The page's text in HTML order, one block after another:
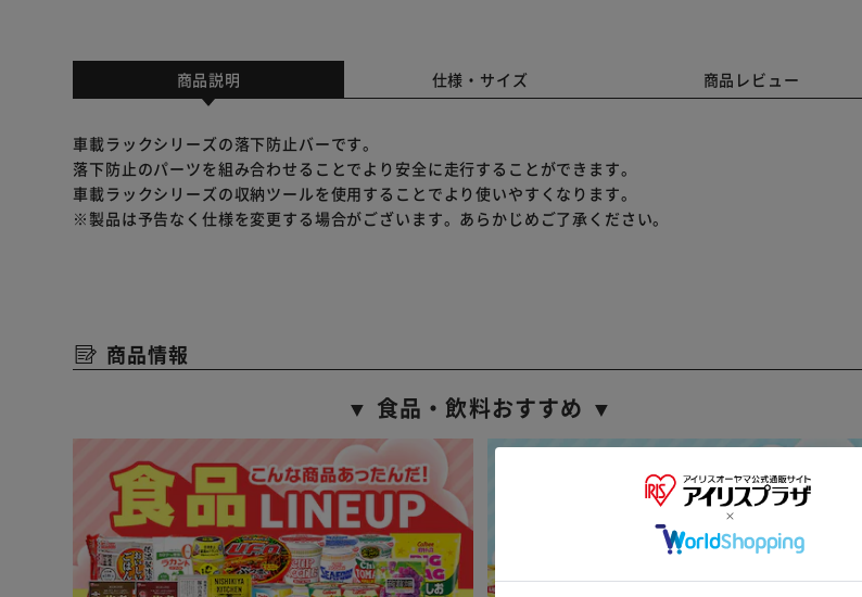
商品説明 仕様・サイズ 商品レビュー
車載ラックシリーズの落下防止バーです。
落下防止のパーツを組み合わせることでより安全に走行することができます。
車載ラックシリーズの収納ツールを使用することでより使いやすくなります。
※製品は予告なく仕様を変更する場合がございます。あらかじめご了承ください。
商品情報
▼ 食品・飲料おすすめ ▼
※ご確認ください